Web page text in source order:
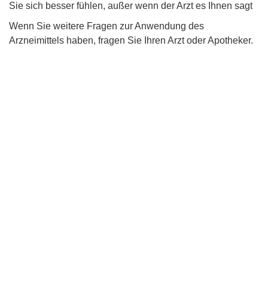
Sie sich besser fühlen, außer wenn der Arzt es Ihnen sagt
Wenn Sie weitere Fragen zur Anwendung des
Arzneimittels haben, fragen Sie Ihren Arzt oder Apotheker.